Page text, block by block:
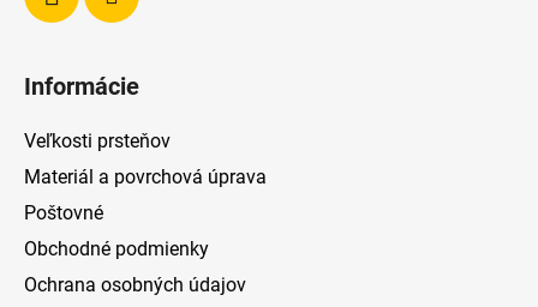
Informácie
Veľkosti prsteňov
Materiál a povrchová úprava
Poštovné
Obchodné podmienky
Ochrana osobných údajov